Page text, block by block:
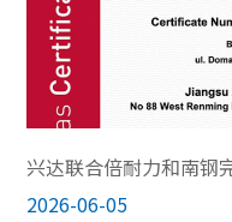
2026-06-05